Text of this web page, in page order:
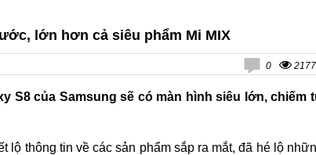
lớn hơn cả siêu phẩm Mi MIX
0 2177
S8 của Samsung sẽ có màn hình siêu lớn, chiếm
lộ thông tin về các sản phẩm sắp ra mắt, đã hé lộ